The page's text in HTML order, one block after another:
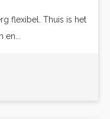
flexibel. Thuis is het